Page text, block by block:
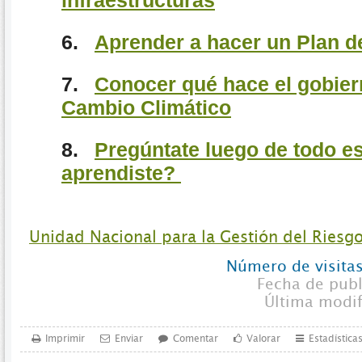
6.
Aprender a hacer un Plan
7.
Conocer qué hace el
Cambio Climático
8.
Pregúntate luego de todo
aprendiste?
Unidad Nacional para la Gestión del
Número de
Fecha de
Última
Imprimir Enviar Comentar Valorar Estadísticas